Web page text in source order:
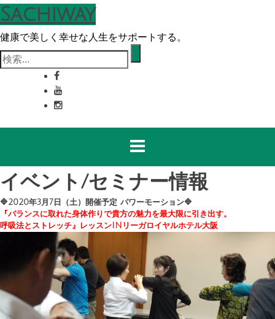
コ
ン
テ
ン
ツ
Sachiway
健康で美しく幸せな人生をサポートする。
検
索:
イベント/セミナー情報
🔷2020年3月7日（土）開催予定 パワーモーション🔷
『バランスに取れた身体作りで貴方の魅力を最大限に引き出す。
呼吸法とストレッチ』レッスンINリーガロイヤルホテル大阪